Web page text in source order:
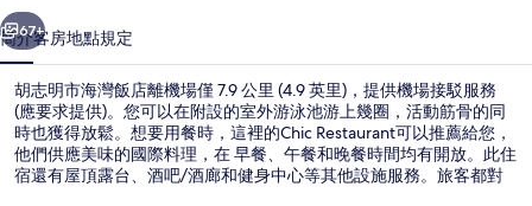
店
的
相
片
集
個 下一個
67+
簡介客房地點規定
胡志明市海灣飯店離機場僅 7.9 公里 (4.9 英里)，提供機場接駁服務
(應要求提供)。您可以在附設的室外游泳池游上幾圈，活動筋骨的同
時也獲得放鬆。想要用餐時，這裡的Chic Restaurant可以推薦給您，
他們供應美味的國際料理，在 早餐、午餐和晚餐時間均有開放。此住
宿還有屋頂露台、酒吧/酒廊和健身中心等其他設施服務。旅客都對